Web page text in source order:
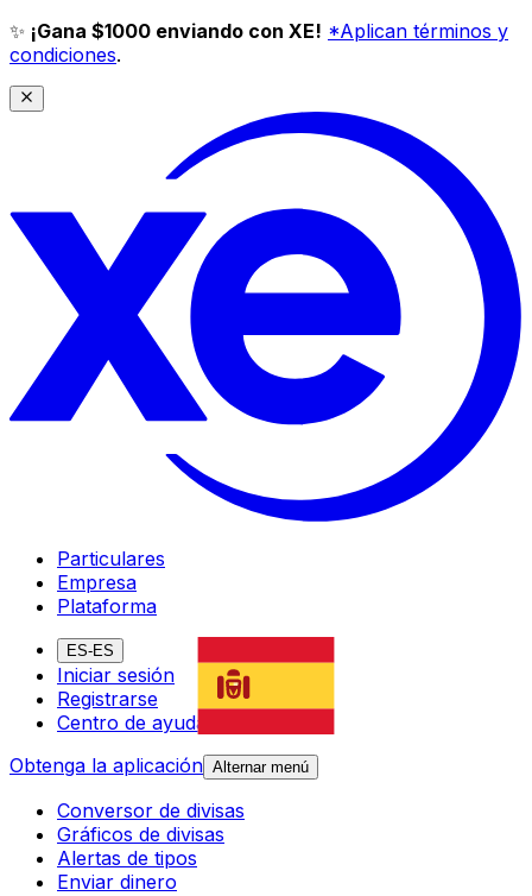
✨ ¡Gana $1000 enviando con XE! *Aplican términos y
condiciones.
Particulares
Empresa
Plataforma
ES-ES
Iniciar sesión
Registrarse
Centro de ayuda
Obtenga la aplicación Alternar menú
Conversor de divisas
Gráficos de divisas
Alertas de tipos
Enviar dinero